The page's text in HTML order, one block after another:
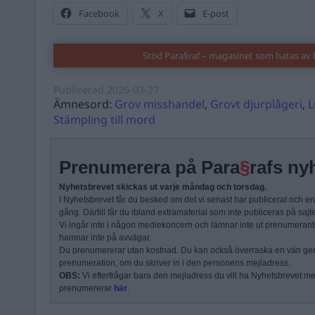
Facebook X E-post
Stöd Para§raf – magasinet som hatas
Ämnesord: Grov misshandel, Grovt djurplågeri,
Stämpling till mord
Prenumerera på Para§rafs
Nyhetsbrevet skickas ut varje måndag och torsdag.
I Nyhetsbrevet får du besked om det vi senast har publicerat och
gång. Därtill får du ibland extramaterial som inte publiceras på
Vi ingår inte i någon mediekoncern och lämnar inte ut
hamnar inte på avvägar.
Du prenumererar utan kostnad. Du kan också överraska en vän
prenumeration, om du skriver in i den personens mejladress.
OBS: Vi efterfrågar bara den mejladress du vill ha Nyhetsbrevet
prenumererar här.